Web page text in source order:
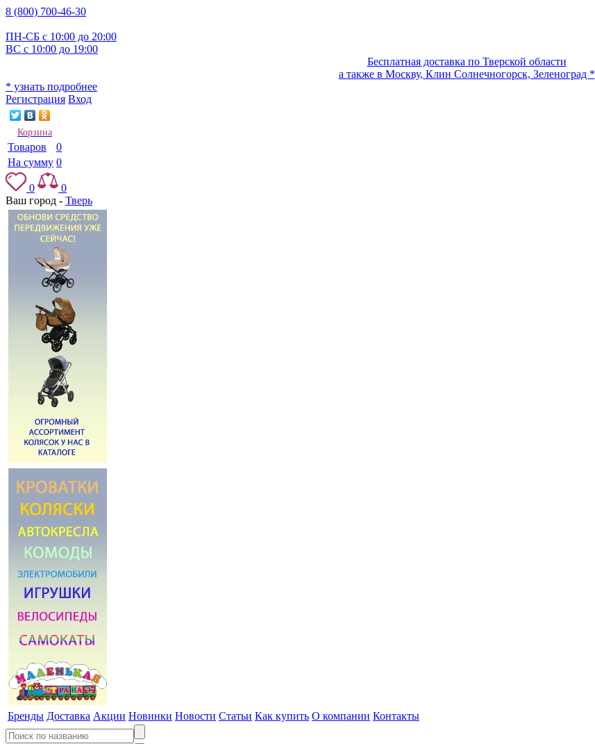
8 (800) 700-46-30
ПН-СБ с 10:00 до 20:00
ВС с 10:00 до 19:00
Бесплатная доставка по Тверской области
а также в Москву, Клин Солнечногорск, Зеленоград *
* узнать подробнее
Регистрация Вход
Корзина
Товаров
0
На сумму 0
0
0
Ваш город - Тверь
Бренды Доставка Акции Новинки Новости Статьи Как купить О компании Контакты